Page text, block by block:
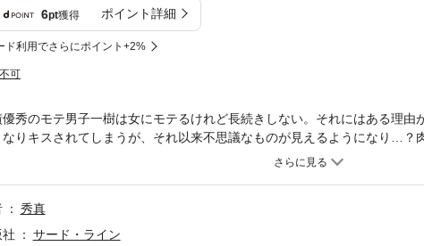
6pt獲得 ポイント詳細
ド利用でさらにポイント+2%
可
優秀のモテ男子一樹は女にモテるけれど長続きしない。それにはある理由
なりキスされてしまうが、それ以来不思議なものが見えるようになり…？
系親友が三つ巴のファンタジック（？）ラブコメディ！
秀真
社
サード・ライン